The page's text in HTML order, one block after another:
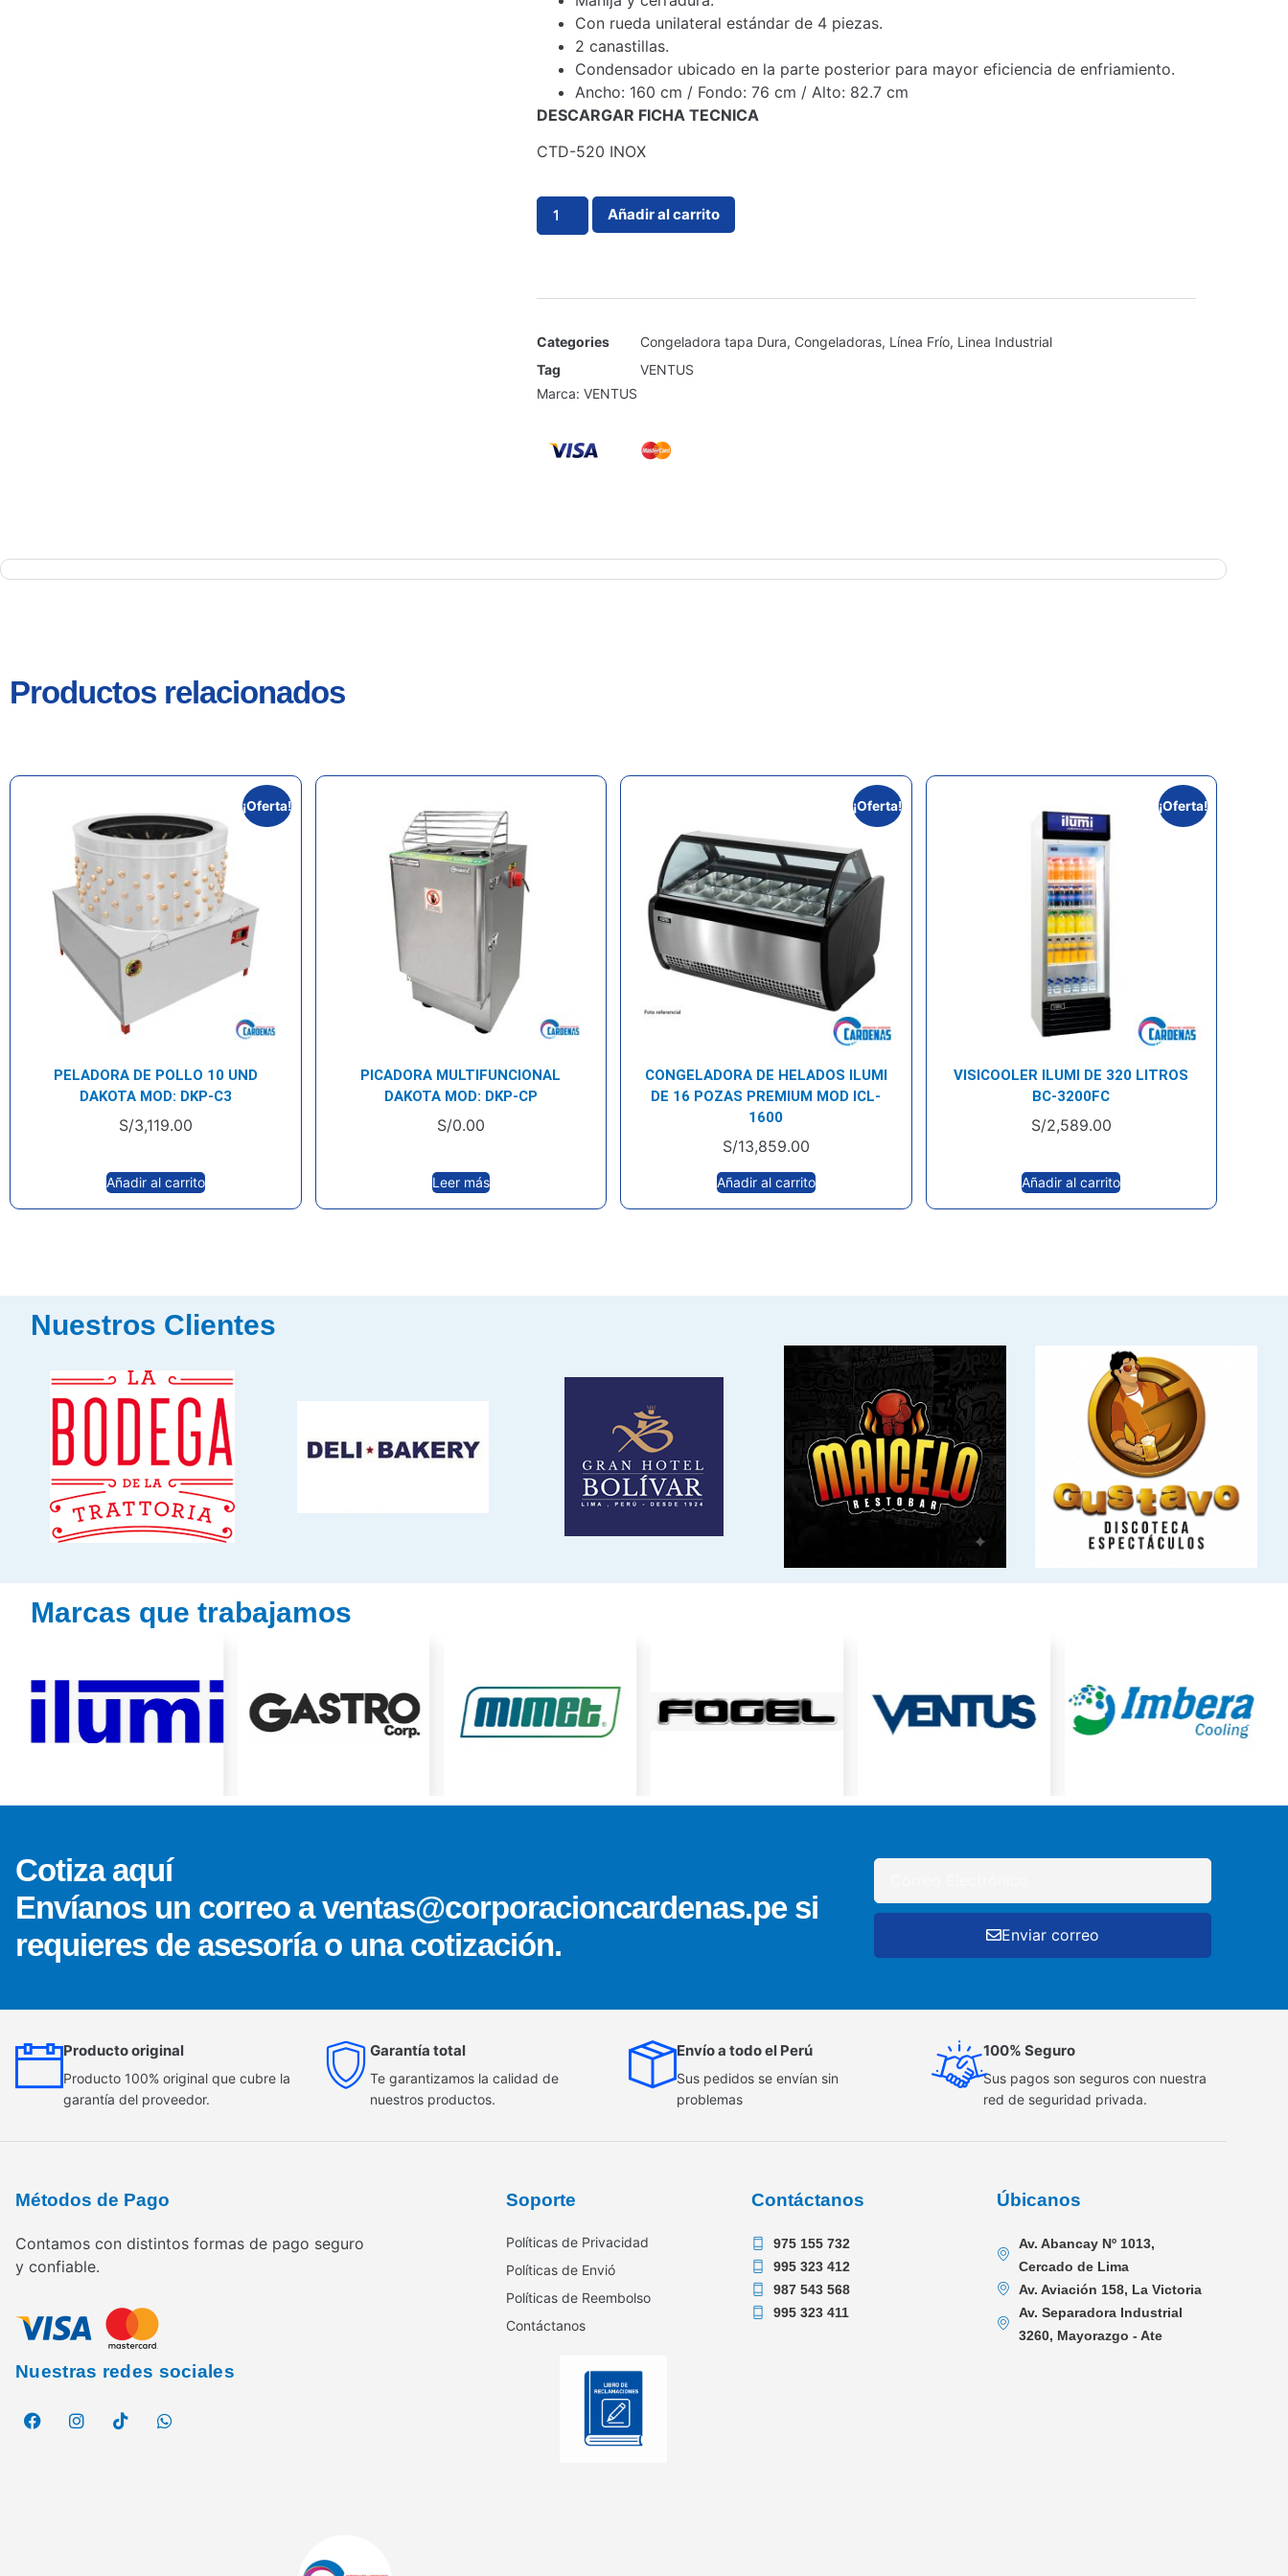
Con rueda unilateral estándar de 4 piezas.
2 canastillas.
Condensador ubicado en la parte posterior para mayor eficiencia de enfriamiento.
Ancho: 160 cm / Fondo: 76 cm / Alto: 82.7 cm
DESCARGAR FICHA TECNICA
CTD-520 INOX
Añadir al carrito
Categories Congeladora tapa Dura, Congeladoras, Línea Frío, Linea Industrial
Tag
VENTUS
Marca: VENTUS
Productos relacionados
¡Oferta!
PELADORA DE POLLO 10 UND
DAKOTA MOD: DKP-C3
S/3,119.00
Añadir al carrito
PICADORA MULTIFUNCIONAL
DAKOTA MOD: DKP-CP
S/0.00
Leer más
¡Oferta!
CONGELADORA DE HELADOS ILUMI
DE 16 POZAS PREMIUM MOD ICL-
1600
S/13,859.00
Añadir al carrito
¡Oferta!
VISICOOLER ILUMI DE 320 LITROS
BC-3200FC
S/2,589.00
Añadir al carrito
Nuestros Clientes
Marcas que trabajamos
Cotiza aquí
Envíanos un correo a ventas@corporacioncardenas.pe si
requieres de asesoría o una cotización.
Enviar correo
Producto original
Producto 100% original que cubre la
garantía del proveedor.
Garantía total
Te garantizamos la calidad de
nuestros productos.
Envío a todo el Perú
Sus pedidos se envían sin
problemas
100% Seguro
Sus pagos son seguros con nuestra
red de seguridad privada.
Métodos de Pago
Contamos con distintos formas de pago seguro
y confiable.
Nuestras redes sociales
Soporte
Políticas de Privacidad
Políticas de Envió
Políticas de Reembolso
Contáctanos
Contáctanos
975 155 732
995 323 412
987 543 568
995 323 411
Úbicanos
Av. Abancay Nº 1013,
Cercado de Lima
Av. Aviación 158, La Victoria
Av. Separadora Industrial
3260, Mayorazgo - Ate